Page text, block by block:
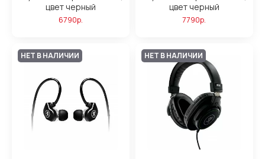
цвет черный
6790р.
цвет черный
7790р.
НЕТ В НАЛИЧИИ НЕТ В НАЛИЧИИ